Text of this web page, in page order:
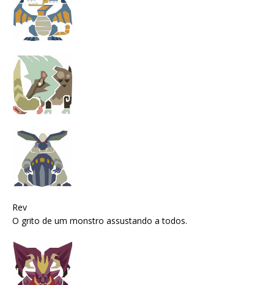
Rev
O grito de um monstro assustando a todos.